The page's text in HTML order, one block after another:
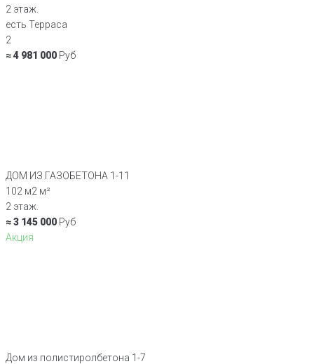
2 этаж.
есть Терраса
2
≈ 4 981 000 Руб
ДОМ ИЗ ГАЗОБЕТОНА 1-11
102 м2 м²
2 этаж.
≈ 3 145 000 Руб
Акция
Дом из полистиролбетона 1-7